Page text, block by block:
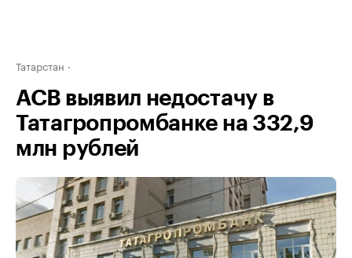
Татарстан
АСВ выявил недостачу в
Татагропромбанке на 332,9
млн рублей